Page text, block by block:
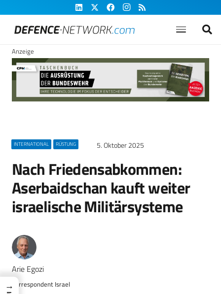
Anzeige
INTERNATIONAL RÜSTUNG 5. Oktober 2025
Nach Friedensabkommen:
Aserbaidschan kauft weiter
israelische Militärsysteme
Arie Egozi
Korrespondent Israel
→